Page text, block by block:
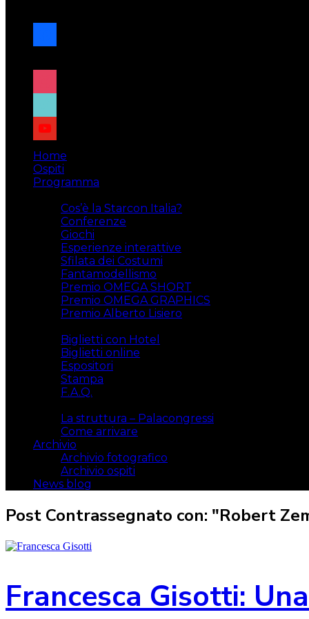
facebook
x
instagram
tiktok
youtube
Home
Ospiti
Programma
Cos’è la Starcon Italia?
Conferenze
Giochi
Esperienze interattive
Sfilata dei Costumi
Fantamodellismo
Premio OMEGA SHORT
Premio OMEGA GRAPHICS
Premio Alberto Lisiero
Biglietti con Hotel
Biglietti online
Espositori
Stampa
F.A.Q.
La struttura – Palacongressi
Come arrivare
Archivio
Archivio fotografico
Archivio ospiti
News blog
Post Contrassegnato con: "Robert
Francesca Gisotti: